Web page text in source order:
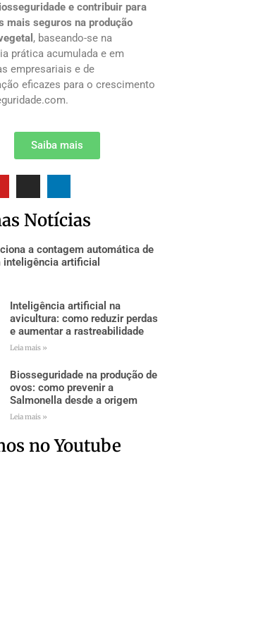
e contribuir para
mais seguros na produção
, baseando-se na
prática acumulada e em
empresariais e de
eficazes para o crescimento
Saiba mais
Notícias
a contagem automática de
inteligência artificial
Inteligência artificial na
avicultura: como reduzir perdas
e aumentar a rastreabilidade
Leia mais »
Biosseguridade na produção de
ovos: como prevenir a
Salmonella desde a origem
Leia mais »
no Youtube